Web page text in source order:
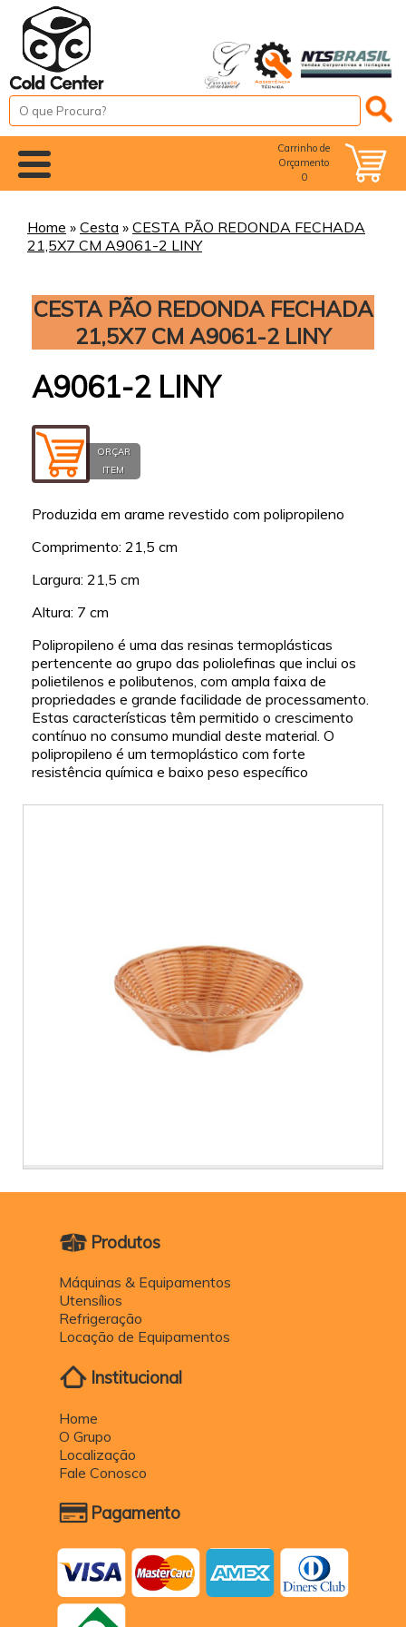
Carrinho de
Orçamento
0
Home » Cesta » CESTA PÃO REDONDA FECHADA
21,5X7 CM A9061-2 LINY
CESTA PÃO REDONDA FECHADA
21,5X7 CM A9061-2 LINY
A9061-2 LINY
ORÇAR
ITEM
Produzida em arame revestido com polipropileno
Comprimento: 21,5 cm
Largura: 21,5 cm
Altura: 7 cm
Polipropileno é uma das resinas termoplásticas
pertencente ao grupo das poliolefinas que inclui os
polietilenos e polibutenos, com ampla faixa de
propriedades e grande facilidade de processamento.
Estas características têm permitido o crescimento
contínuo no consumo mundial deste material. O
polipropileno é um termoplástico com forte
resistência química e baixo peso específico
Produtos
Máquinas & Equipamentos
Utensílios
Refrigeração
Locação de Equipamentos
Institucional
Home
O Grupo
Localização
Fale Conosco
Pagamento